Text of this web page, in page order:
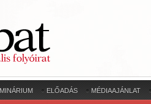
ELŐADÁS MÉDIAAJÁNLAT